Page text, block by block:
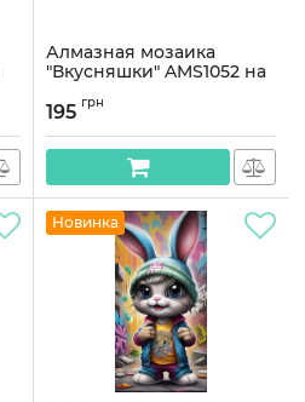
Алмазная мозаика
"Вкусняшки" AMS1052 на
9x9 см
Артикул:AMS1052
195 грн
Новинка